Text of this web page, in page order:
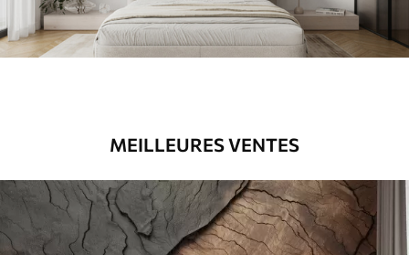
MEILLEURES VENTES